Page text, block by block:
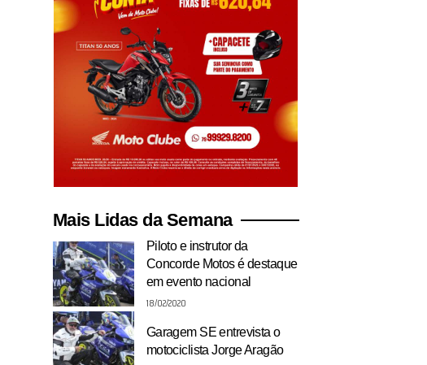
Mais Lidas da Semana
Piloto e instrutor da
Concorde Motos é destaque
em evento nacional
18/02/2020
Garagem SE entrevista o
motociclista Jorge Aragão